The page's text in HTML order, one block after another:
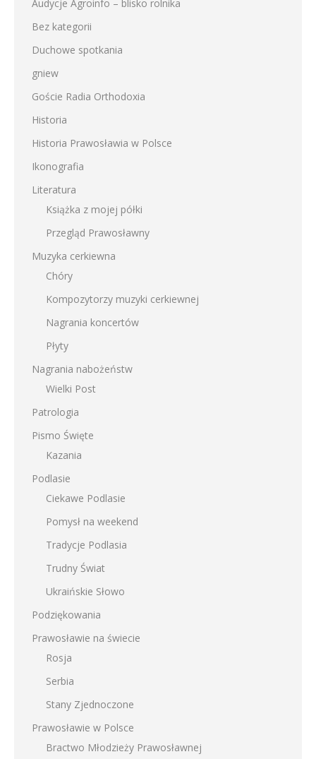
Audycje Agroinfo – blisko rolnika
Bez kategorii
Duchowe spotkania
gniew
Goście Radia Orthodoxia
Historia
Historia Prawosławia w Polsce
Ikonografia
Literatura
Książka z mojej półki
Przegląd Prawosławny
Muzyka cerkiewna
Chóry
Kompozytorzy muzyki cerkiewnej
Nagrania koncertów
Płyty
Nagrania nabożeństw
Wielki Post
Patrologia
Pismo Święte
Kazania
Podlasie
Ciekawe Podlasie
Pomysł na weekend
Tradycje Podlasia
Trudny Świat
Ukraińskie Słowo
Podziękowania
Prawosławie na świecie
Rosja
Serbia
Stany Zjednoczone
Prawosławie w Polsce
Bractwo Młodzieży Prawosławnej